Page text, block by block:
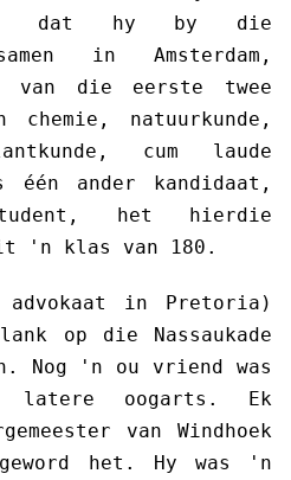
dat hy by die
in Amsterdam,
van die eerste twee
natuurkunde,
cum laude
één ander kandidaat,
het hierdie
'n klas van 180.
in Pretoria)
op die Nassaukade
Nog 'n ou vriend was
oogarts. Ek
van Windhoek
het. Hy was 'n